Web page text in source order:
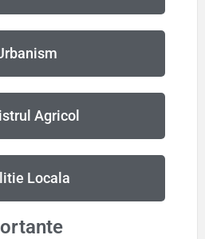
Agricol
Locala